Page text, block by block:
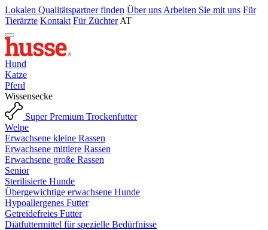
Lokalen Qualitätspartner finden Über uns Arbeiten Sie mit uns Für
Tierärzte Kontakt Für Züchter AT
Hund
Katze
Pferd
Wissensecke
Super Premium Trockenfutter
Welpe
Erwachsene kleine Rassen
Erwachsene mittlere Rassen
Erwachsene große Rassen
Senior
Sterilisierte Hunde
Übergewichtige erwachsene Hunde
Hypoallergenes Futter
Getreidefreies Futter
Diätfuttermittel für spezielle Bedürfnisse